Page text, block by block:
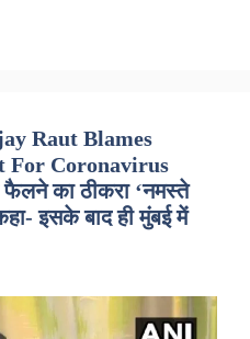
Raut Blames
For Coronavirus
फैलने का ठीकरा ‘नमस्ते
इसके बाद ही मुंबई में